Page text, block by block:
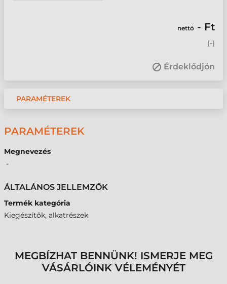
nettó - Ft
(-)
Érdeklődjön
PARAMÉTEREK
PARAMÉTEREK
Megnevezés
-
ÁLTALÁNOS JELLEMZŐK
Termék kategória
Kiegészítők, alkatrészek
MEGBÍZHAT BENNÜNK! ISMERJE MEG
VÁSÁRLÓINK VÉLEMÉNYÉT